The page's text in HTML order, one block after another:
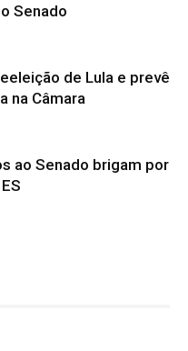
Senado
de Lula e prevê
na Câmara
ao Senado brigam por